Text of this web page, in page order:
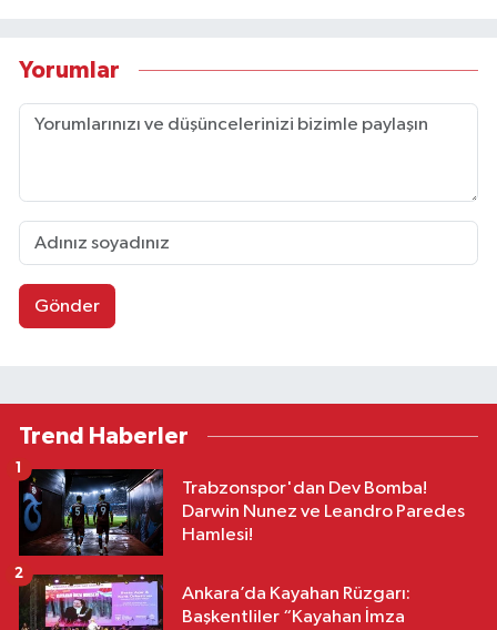
Yorumlar
Gönder
Trend Haberler
Trabzonspor'dan Dev Bomba!
Darwin Nunez ve Leandro Paredes
Hamlesi!
1
Ankara’da Kayahan Rüzgarı:
Başkentliler “Kayahan İmza
2